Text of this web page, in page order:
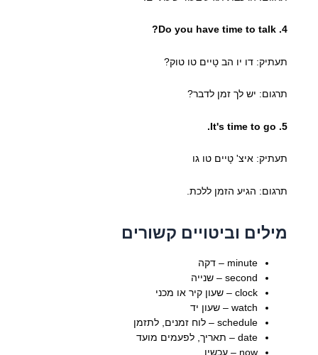
4. Do you have time to talk?
תעתיק: דו יו הב טָיים טו טוק?
תרגום: יש לך זמן לדבר?
5. It's time to go.
תעתיק: איצ' טָיים טו גו
תרגום: הגיע הזמן ללכת.
מילים וביטויים קשורים
minute – דקה
second – שנייה
clock – שעון קיר או מכני
watch – שעון יד
schedule – לוח זמנים, לתזמן
date – תאריך, לפעמים מועד
now – עכשיו